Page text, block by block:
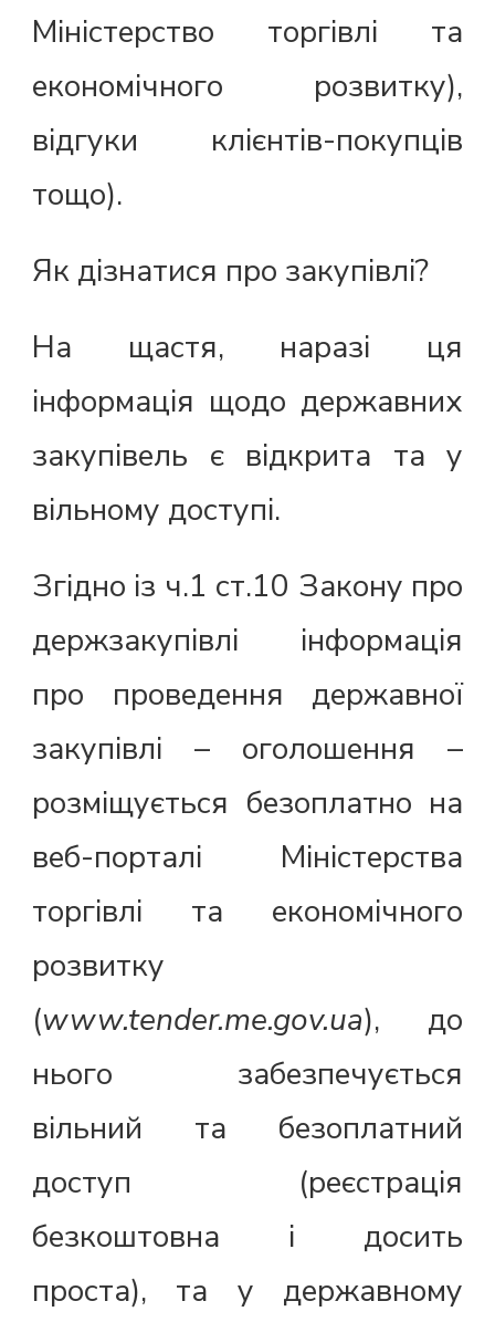
Міністерство торгівлі та
економічного розвитку),
відгуки клієнтів-покупців
тощо).
Як дізнатися про закупівлі?
На щастя, наразі ця
інформація щодо державних
закупівель є відкрита та у
вільному доступі.
Згідно із ч.1 ст.10 Закону про
держзакупівлі інформація
про проведення державної
закупівлі – оголошення –
розміщується безоплатно на
веб-порталі Міністерства
торгівлі та економічного
розвитку
(www.tender.me.gov.ua), до
нього забезпечується
вільний та безоплатний
доступ (реєстрація
безкоштовна і досить
проста), та у державному